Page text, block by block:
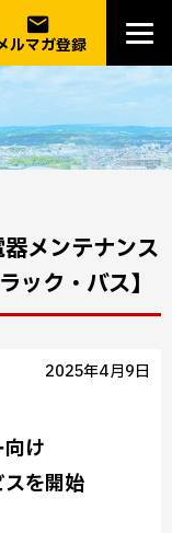
email
ルマガ登録
メンテナンス
ック・バス】
2025年4月9日
け
を開始